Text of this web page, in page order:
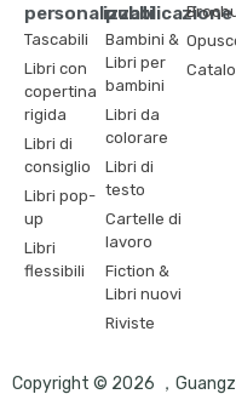
personalizzati
Tascabili
Libri con
copertina
rigida
Libri di
consiglio
Libri pop-
up
Libri
flessibili
pubblicazione
Bambini &
Libri per
bambini
Libri da
colorare
Libri di
testo
Cartelle di
lavoro
Fiction &
Libri nuovi
Riviste
Copyright © 2026 ，